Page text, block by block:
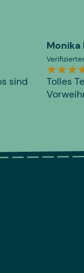
sind
Monika
Tolles